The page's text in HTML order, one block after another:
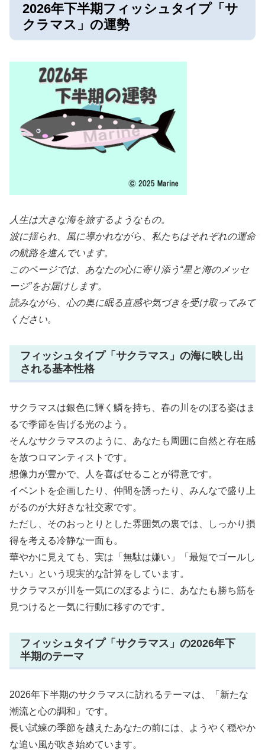
2026年下半期フィッシュタイプ「サ
クラマス」の運勢
人生は大きな海を旅するようなもの。
波に揺られ、風に導かれながら、私たちはそれぞれの運命
の航路を進んでいます。
このページでは、あなたの心に寄り添う“星と海のメッセ
ージ”をお届けします。
読みながら、心の奥に眠る直感や気づきを受け取ってみて
ください。
フィッシュタイプ「サクラマス」の海に映し出
される基本性格
サクラマスは銀色に輝く鱗を持ち、春の川をのぼる姿はま
るで季節を告げる光のよう。
そんなサクラマスのように、あなたも周囲に自然と存在感
を放つロマンティストです。
想像力が豊かで、人を喜ばせることが得意です。
イベントを企画したり、仲間を誘ったり、みんなで盛り上
がるのが大好きな社交家です。
ただし、そのおっとりとした雰囲気の裏では、しっかり損
得を考える冷静な一面も。
華やかに見えても、実は「無駄は嫌い」「最短でゴールし
たい」という現実的な計算をしています。
サクラマスが川を一気にのぼるように、あなたも勝ち筋を
見つけると一気に行動に移すのです。
フィッシュタイプ「サクラマス」の2026年下
半期のテーマ
2026年下半期のサクラマスに訪れるテーマは、「新たな
潮流と心の調和」です。
長い試練の季節を越えたあなたの前には、ようやく穏やか
な追い風が吹き始めています。